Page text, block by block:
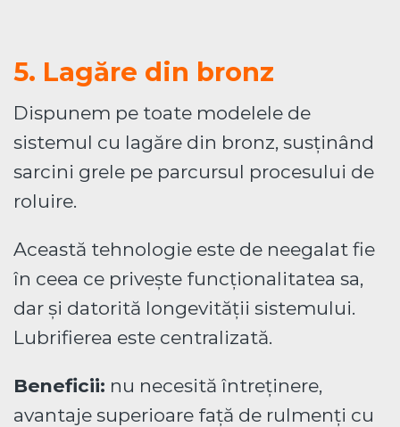
5. Lagăre din bronz
Dispunem pe toate modelele de
sistemul cu lagăre din bronz, susținând
sarcini grele pe parcursul procesului de
roluire.
Această tehnologie este de neegalat fie
în ceea ce privește funcționalitatea sa,
dar și datorită longevității sistemului.
Lubrifierea este centralizată.
Beneficii: nu necesită întreținere,
avantaje superioare față de rulmenți cu